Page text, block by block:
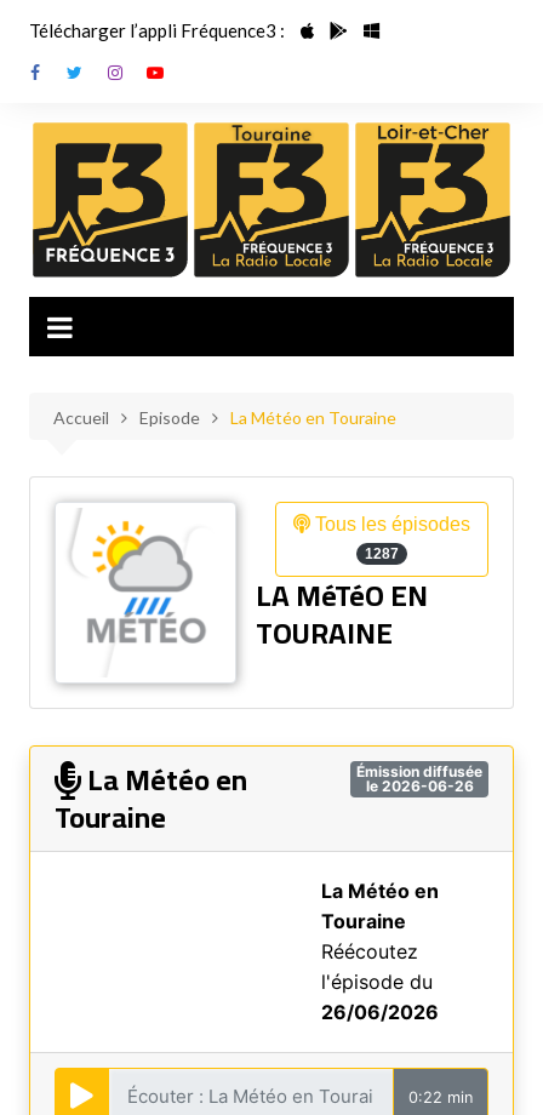
contenu
Télécharger l’appli Fréquence3 :
Accueil Episode La Météo en Touraine
Tous les épisodes
1287
LA MéTéO EN
TOURAINE
Émission diffusée
le 2026-06-26
La Météo en
Touraine
La Météo en
Touraine
Réécoutez
l'épisode du
26/06/2026
0:22 min